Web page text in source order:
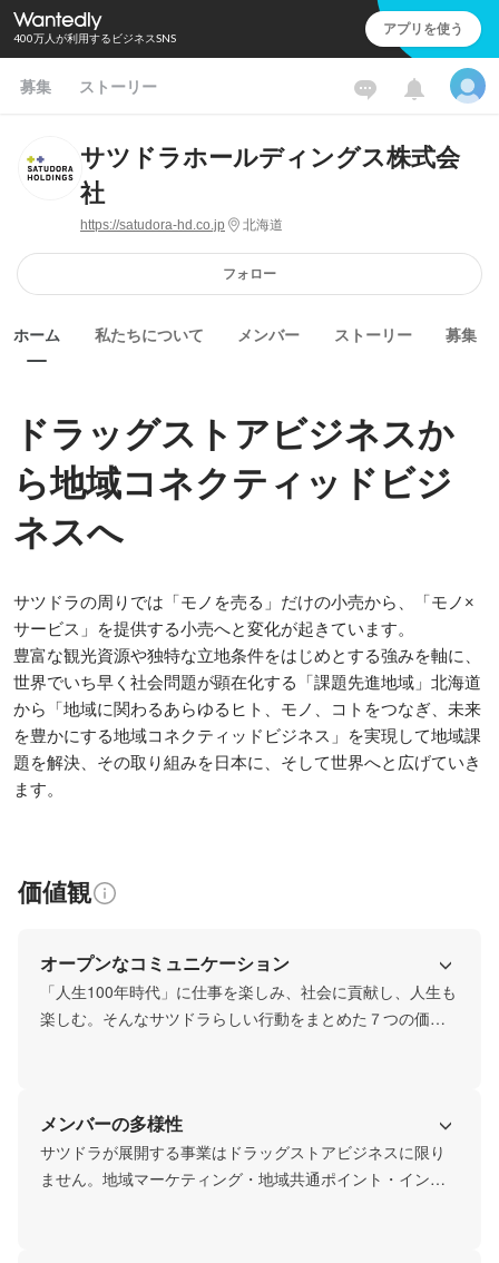
400万人が利用するビジネスSNS アプリを使う
募集 ストーリー
サツドラホールディングス株式会
社
https://satudora-hd.co.jp 北海道
フォロー
ホーム 私たちについて メンバー ストーリー 募集
ドラッグストアビジネスか
ら地域コネクティッドビジ
ネスへ
サツドラの周りでは「モノを売る」だけの小売から、「モノ×
サービス」を提供する小売へと変化が起きています。
豊富な観光資源や独特な立地条件をはじめとする強みを軸に、
世界でいち早く社会問題が顕在化する「課題先進地域」北海道
から「地域に関わるあらゆるヒト、モノ、コトをつなぎ、未来
を豊かにする地域コネクティッドビジネス」を実現して地域課
題を解決、その取り組みを日本に、そして世界へと広げていき
ます。
価値観
オープンなコミュニケーション
「人生100年時代」に仕事を楽しみ、社会に貢献し、人生も
楽しむ。そんなサツドラらしい行動をまとめた７つの価値
コミュニケーションを大切にしています。
メンバーの多様性
サツドラが展開する事業はドラッグストアビジネスに限り
ません。地域マーケティング・地域共通ポイント・インキ